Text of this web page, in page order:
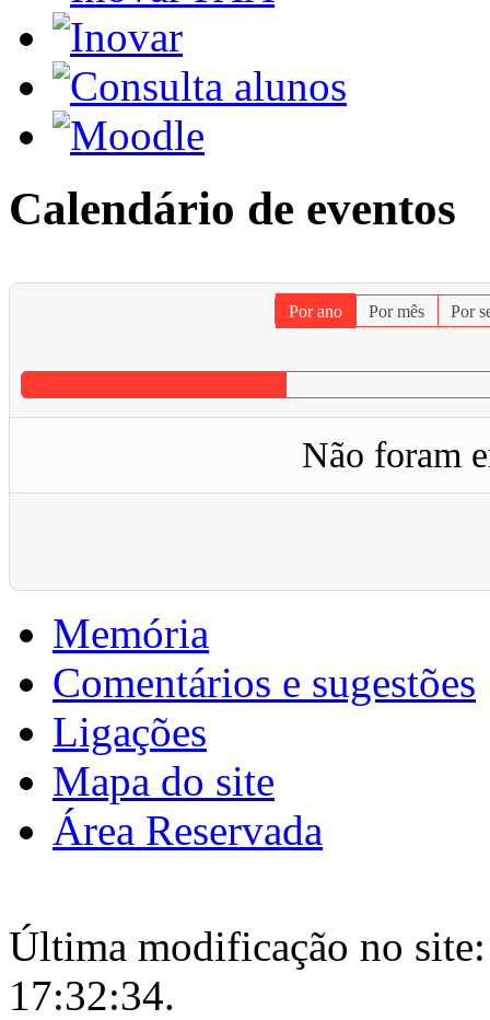
Calendário de eventos
Por ano Por mês Por
Não foram
Memória
Comentários e sugestões
Ligações
Mapa do site
Área Reservada
Última modificação no
17:32:34.